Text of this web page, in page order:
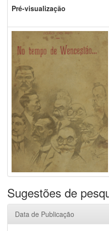
Pré-visualização
Sugestões de
Data de Publicação